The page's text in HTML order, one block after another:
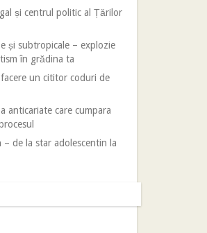
și centrul politic al Țărilor
și subtropicale – explozie
în grădina ta
un cititor coduri de
anticariate care cumpara
de la star adolescentin la